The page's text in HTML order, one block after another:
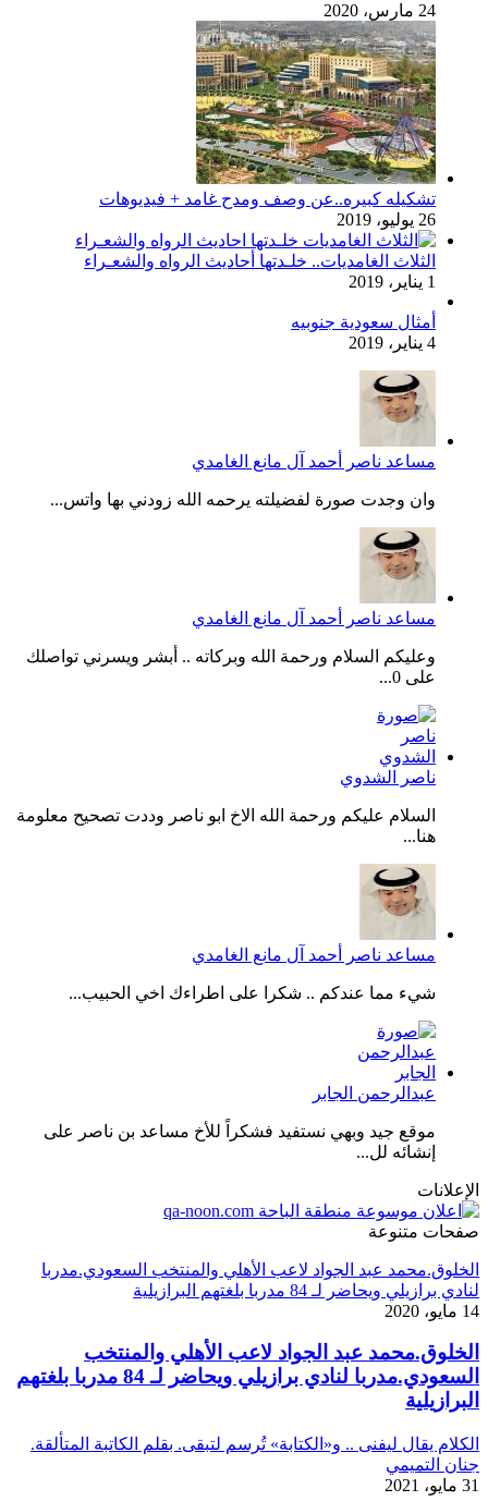
24 مارس، 2020
تشكيله كبيره..عن وصف ومدح غامد + فيديوهات
26 يوليو، 2019
الثلاث الغامديات.. خلـدتها أحاديث الرواه والشعـراء
1 يناير، 2019
أمثال سعودية جنوبيه
4 يناير، 2019
مساعد ناصر أحمد آل مانع الغامدي
وان وجدت صورة لفضيلته يرحمه الله زودني بها واتس...
مساعد ناصر أحمد آل مانع الغامدي
وعليكم السلام ورحمة الله وبركاته .. أبشر ويسرني تواصلك
على 0...
ناصر الشدوي
السلام عليكم ورحمة الله الاخ ابو ناصر وددت تصحيح معلومة
هنا...
مساعد ناصر أحمد آل مانع الغامدي
شيء مما عندكم .. شكرا على اطراءك اخي الحبيب...
عبدالرحمن الجابر
موقع جيد وبهي نستفيد فشكراً للأخ مساعد بن ناصر على
إنشائه لل...
الإعلانات
صفحات متنوعة
الخلوق.محمد عبد الجواد لاعب الأهلي والمنتخب السعودي.مدربا
لنادي برازيلي ويحاضر لـ 84 مدربا بلغتهم البرازيلية
14 مايو، 2020
الخلوق.محمد عبد الجواد لاعب الأهلي والمنتخب
السعودي.مدربا لنادي برازيلي ويحاضر لـ 84 مدربا بلغتهم
البرازيلية
الكلام يقال ليفنى .. و«الكتابة» تُرسم لتبقى. بقلم الكاتبة المتألقة.
جنان التميمي
31 مايو، 2021